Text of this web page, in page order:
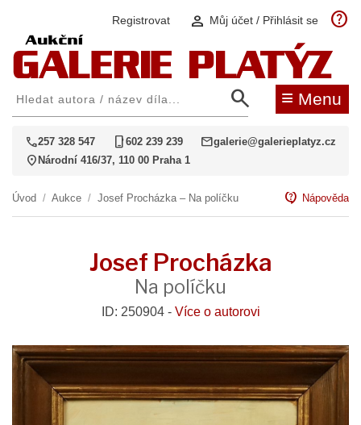
Registrovat person Můj účet / Přihlásit se help
search ≡ Menu
call257 328 547 phone_iphone602 239 239 mailgalerie@galerieplatyz.cz
location_on Národní 416/37, 110 00 Praha 1
Úvod / Aukce / Josef Procházka – Na políčku contact_support Nápověda
Josef Procházka
Na políčku
ID: 250904 - Více o autorovi